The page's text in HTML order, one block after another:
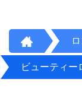
ビューティー